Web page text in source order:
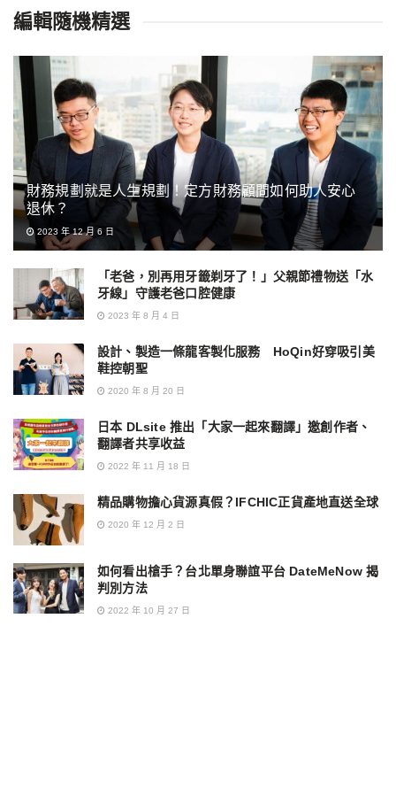
編輯隨機精選
財務規劃就是人生規劃！定方財務顧問如何助人安心
退休？
2023 年 12 月 6 日
「老爸，別再用牙籤剃牙了！」父親節禮物送「水
牙線」守護老爸口腔健康
2023 年 8 月 4 日
設計、製造一條龍客製化服務 HoQin好穿吸引美
鞋控朝聖
2020 年 8 月 20 日
日本 DLsite 推出「大家一起來翻譯」邀創作者、
翻譯者共享收益
2022 年 11 月 18 日
精品購物擔心貨源真假？IFCHIC正貨產地直送全球
2020 年 12 月 2 日
如何看出槍手？台北單身聯誼平台 DateMeNow 揭
判別方法
2022 年 10 月 27 日